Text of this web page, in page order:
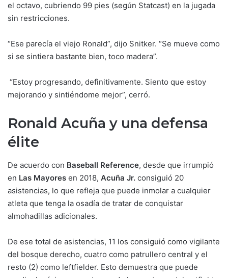
el octavo, cubriendo 99 pies (según Statcast) en la jugada
sin restricciones.
“Ese parecía el viejo Ronald”, dijo Snitker. “Se mueve como
si se sintiera bastante bien, toco madera”.
“Estoy progresando, definitivamente. Siento que estoy
mejorando y sintiéndome mejor”, cerró.
Ronald Acuña y una defensa
élite
De acuerdo con Baseball Reference, desde que irrumpió
en Las Mayores en 2018, Acuña Jr. consiguió 20
asistencias, lo que refleja que puede inmolar a cualquier
atleta que tenga la osadía de tratar de conquistar
almohadillas adicionales.
De ese total de asistencias, 11 los consiguió como vigilante
del bosque derecho, cuatro como patrullero central y el
resto (2) como leftfielder. Esto demuestra que puede